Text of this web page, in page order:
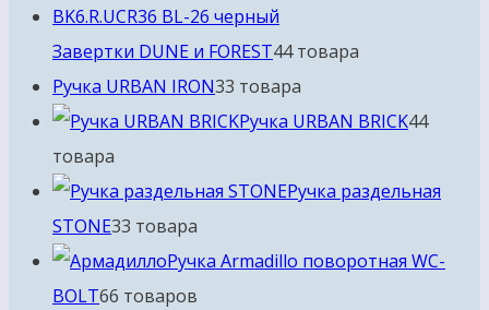
Завертки DUNE и FOREST44 товара
Ручка URBAN IRON33 товара
Ручка URBAN BRICK44
товара
Ручка раздельная
STONE33 товара
Ручка Armadillo поворотная WC-
BOLT66 товаров